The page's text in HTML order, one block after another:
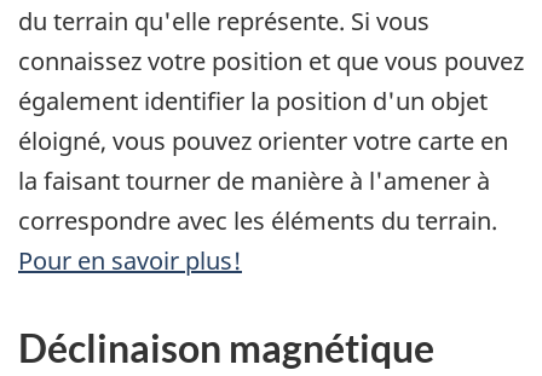
du terrain qu'elle représente. Si vous
connaissez votre position et que vous pouvez
également identifier la position d'un objet
éloigné, vous pouvez orienter votre carte en
la faisant tourner de manière à l'amener à
correspondre avec les éléments du terrain.
Pour en savoir plus!
Déclinaison magnétique